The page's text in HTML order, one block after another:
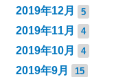
2019年12月 5
2019年11月 4
2019年10月 4
2019年9月 15